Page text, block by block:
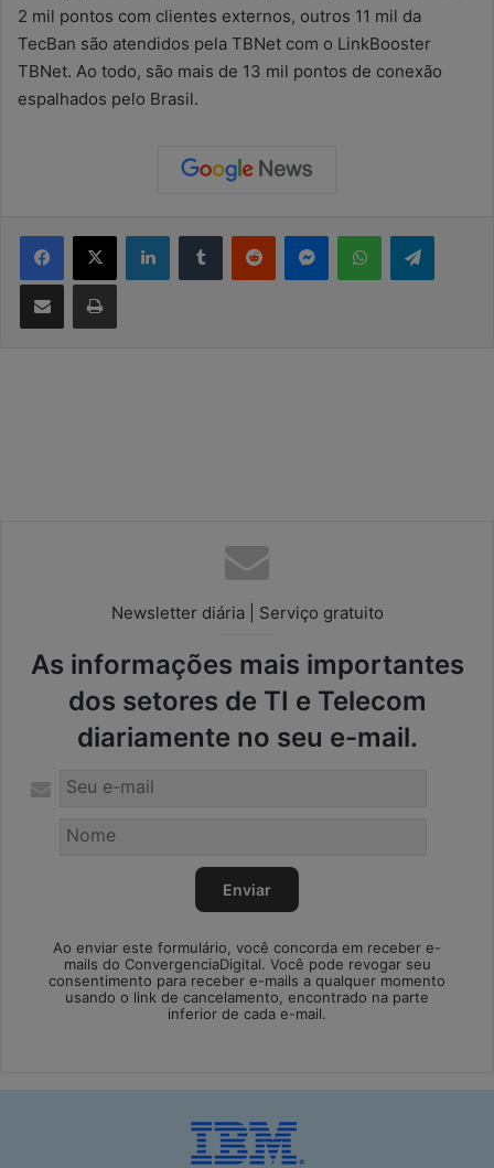
2 mil pontos com clientes externos, outros 11 mil da
TecBan são atendidos pela TBNet com o LinkBooster
TBNet. Ao todo, são mais de 13 mil pontos de conexão
espalhados pelo Brasil.
Newsletter diária | Serviço gratuito
As informações mais importantes
dos setores de TI e Telecom
diariamente no seu e-mail.
Ao enviar este formulário, você concorda em receber e-
mails do ConvergenciaDigital. Você pode revogar seu
consentimento para receber e-mails a qualquer momento
usando o link de cancelamento, encontrado na parte
inferior de cada e-mail.